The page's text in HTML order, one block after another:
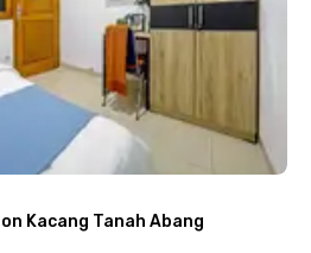
Kacang Tanah Abang